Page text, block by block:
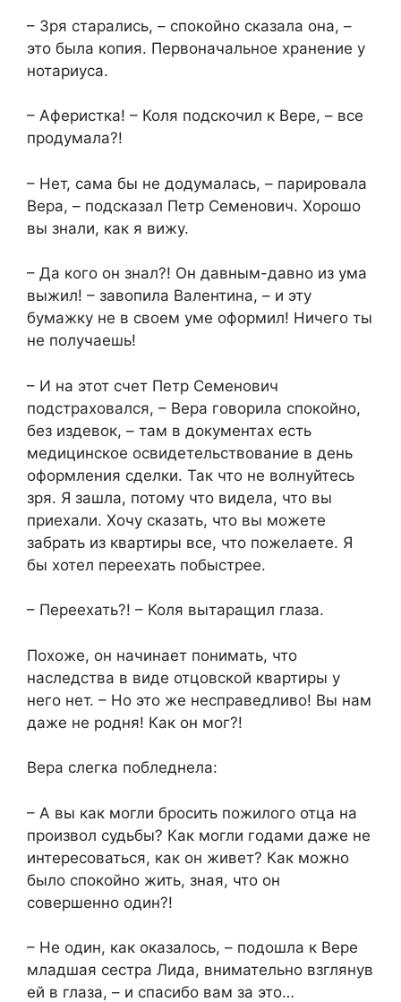
– Зря старались, – спокойно сказала она, –
это была копия. Первоначальное хранение у
нотариуса.
– Аферистка! – Коля подскочил к Вере, – все
продумала?!
– Нет, сама бы не додумалась, – парировала
Вера, – подсказал Петр Семенович. Хорошо
вы знали, как я вижу.
– Да кого он знал?! Он давным-давно из ума
выжил! – завопила Валентина, – и эту
бумажку не в своем уме оформил! Ничего ты
не получаешь!
– И на этот счет Петр Семенович
подстраховался, – Вера говорила спокойно,
без издевок, – там в документах есть
медицинское освидетельствование в день
оформления сделки. Так что не волнуйтесь
зря. Я зашла, потому что видела, что вы
приехали. Хочу сказать, что вы можете
забрать из квартиры все, что пожелаете. Я
бы хотел переехать побыстрее.
– Переехать?! – Коля вытаращил глаза.
Похоже, он начинает понимать, что
наследства в виде отцовской квартиры у
него нет. – Но это же несправедливо! Вы нам
даже не родня! Как он мог?!
Вера слегка побледнела:
– А вы как могли бросить пожилого отца на
произвол судьбы? Как могли годами даже не
интересоваться, как он живет? Как можно
было спокойно жить, зная, что он
совершенно один?!
– Не один, как оказалось, – подошла к Вере
младшая сестра Лида, внимательно взглянув
ей в глаза, – и спасибо вам за это…